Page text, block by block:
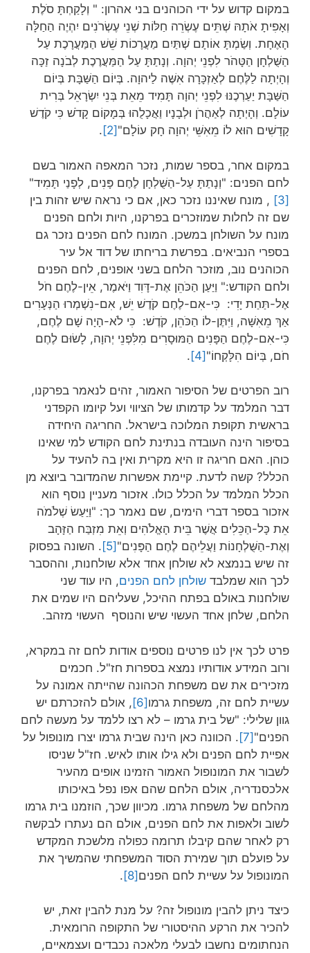
במקום קדוש על ידי הכוהנים בני אהרון: " וְלָקַחְתָּ סֹלֶת
וְאָפִיתָ אֹתָהּ שְׁתֵּים עֶשְׂרֵה חַלּוֹת שְׁנֵי עֶשְׂרֹנִים יִהְיֶה הַחַלָּה
הָאֶחָת. וְשַׂמְתָּ אוֹתָם שְׁתַּיִם מַעֲרָכוֹת שֵׁשׁ הַמַּעֲרָכֶת עַל
הַשֻּׁלְחָן הַטָּהֹר לִפְנֵי יְהוָה. וְנָתַתָּ עַל הַמַּעֲרֶכֶת לְבֹנָה זַכָּה
וְהָיְתָה לַלֶּחֶם לְאַזְכָּרָה אִשֶּׁה לַיהוָה. בְּיוֹם הַשַּׁבָּת בְּיוֹם
הַשַּׁבָּת יַעַרְכֶנּוּ לִפְנֵי יְהוָה תָּמִיד מֵאֵת בְּנֵי יִשְׂרָאֵל בְּרִית
עוֹלָם. וְהָיְתָה לְאַהֲרֹן וּלְבָנָיו וַאֲכָלֻהוּ בְּמָקוֹם קָדֹשׁ כִּי קֹדֶשׁ
קָדָשִׁים הוּא לוֹ מֵאִשֵּׁי יְהוָה חָק עוֹלָם" [2]
.
במקום אחר, בספר שמות, נזכר המאפה האמור בשם
לחם הפנים: "וְנָתַתָּ עַל-הַשֻּׁלְחָן לֶחֶם פָּנִים, לְפָנַי תָּמִיד"
[3]
, מונח שאיננו נזכר כאן, אם כי נראה שיש זהות בין
שם זה לחלות שמוזכרים בפרקנו, היות ולחם הפנים
מונח על השולחן במשכן. המונח לחם הפנים נזכר גם
בספרי הנביאים. בפרשת בריחתו של דוד אל עיר
הכוהנים נוב, מוזכר הלחם בשני אופנים, לחם הפנים
ולחם הקודש:" וַיַּעַן הַכֹּהֵן אֶת-דָּוִד וַיֹּאמֶר, אֵין-לֶחֶם חֹל
אֶל-תַּחַת יָדִי: כִּי-אִם-לֶחֶם קֹדֶשׁ יֵשׁ, אִם-נִשְׁמְרוּ הַנְּעָרִים
אַךְ מֵאִשָּׁה, וַיִּתֶּן-לוֹ הַכֹּהֵן, קֹדֶשׁ: כִּי לֹא-הָיָה שָׁם לֶחֶם,
כִּי-אִם-לֶחֶם הַפָּנִים הַמּוּסָרִים מִלִּפְנֵי יְהוָה, לָשׂוּם לֶחֶם
חֹם, בְּיוֹם הִלָּקְחוֹ"[4]
.
רוב הפרטים של הסיפור האמור, זהים לנאמר בפרקנו,
דבר המלמד על קדמותו של הציווי ועל קיומו הקפדני
בראשית תקופת המלוכה בישראל. החריגה היחידה
בסיפור הינה העובדה בנתינת לחם הקודש למי שאינו
כוהן. האם חריגה זו היא מקרית ואין בה להעיד על
הכלל? קשה לדעת. קיימת אפשרות שהמדובר ביוצא מן
הכלל המלמד על הכלל כולו. אזכור מעניין נוסף הוא
אזכור בספר דברי הימים, שם נאמר כך: "וַיַּעַשׂ שְׁלֹמֹה
אֵת כָּל-הַכֵּלִים אֲשֶׁר בֵּית הָאֱלֹהִים וְאֵת מִזְבַּח הַזָּהָב
וְאֶת-הַשֻּׁלְחָנוֹת וַעֲלֵיהֶם לֶחֶם הַפָּנִים" [5]
. השונה בפסוק
זה שיש בנמצא לא שולחן אחד אלא שולחנות, וההסבר
לכך הוא שמלבד שולחן לחם הפנים, היו עוד שני
שולחנות באולם בפתח ההיכל, שעליהם היו שמים את
הלחם, שלחן אחד העשוי שיש והנוסף העשוי מזהב.
פרט לכך אין לנו פרטים נוספים אודות לחם זה במקרא,
ורוב המידע אודותיו נמצא בספרות חז"ל. חכמים
מזכירים את שם משפחת הכהונה שהייתה אמונה על
עשיית לחם זה, משפחת גרמו[6]
, אולם להזכרתם יש
גוון שלילי: "של בית גרמו – לא רצו ללמד על מעשה לחם
הפנים"[7]
. הכוונה כאן הינה שבית גרמו יצרו מונופול על
אפיית לחם הפנים ולא גילו אותו לאיש. חז"ל שניסו
לשבור את המונופול האמור הזמינו אופים מהעיר
אלכסנדריה, אולם הלחם שהם אפו נפל באיכותו
מהלחם של משפחת גרמו. מכיוון שכך, הוזמנו בית גרמו
לשוב ולאפות את לחם הפנים, אולם הם נעתרו לבקשה
רק לאחר שהם קיבלו תרומה כפולה מלשכת המקדש
על פועלם תוך שמירת הסוד המשפחתי שהמשיך את
המונופול על עשיית לחם הפנים[8]
.
כיצד ניתן להבין מונופול זה? על מנת להבין זאת, יש
להכיר את הרקע ההיסטורי של התקופה הרומאית.
הנחתומים נחשבו לבעלי מלאכה נכבדים ועצמאיים,